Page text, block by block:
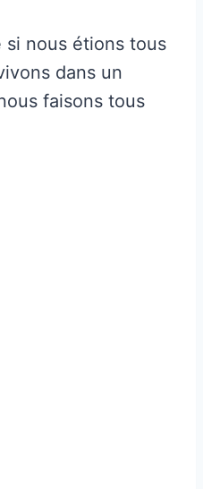
si nous étions tous
dans un
faisons tous